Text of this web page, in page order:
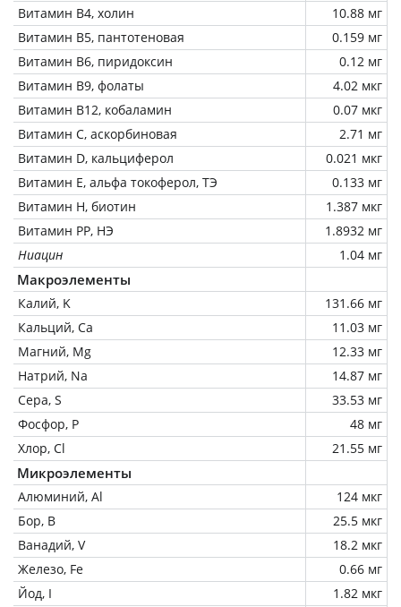
Витамин В4, холин
10.88 мг
Витамин В5, пантотеновая
0.159 мг
Витамин В6, пиридоксин
0.12 мг
Витамин В9, фолаты
4.02 мкг
Витамин В12, кобаламин
0.07 мкг
Витамин C, аскорбиновая
2.71 мг
Витамин D, кальциферол
0.021 мкг
Витамин Е, альфа токоферол, ТЭ
0.133 мг
Витамин Н, биотин
1.387 мкг
Витамин РР, НЭ
1.8932 мг
Ниацин
1.04 мг
Макроэлементы
Калий, K
131.66 мг
Кальций, Ca
11.03 мг
Магний, Mg
12.33 мг
Натрий, Na
14.87 мг
Сера, S
33.53 мг
Фосфор, P
48 мг
Хлор, Cl
21.55 мг
Микроэлементы
Алюминий, Al
124 мкг
Бор, B
25.5 мкг
Ванадий, V
18.2 мкг
Железо, Fe
0.66 мг
Йод, I
1.82 мкг